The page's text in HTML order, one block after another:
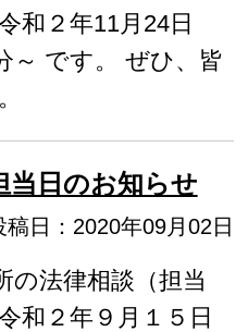
２年11月24日
～ です。 ぜひ、皆
当日のお知らせ
稿日：2020年09月02日
の法律相談（担当
２年９月１５日